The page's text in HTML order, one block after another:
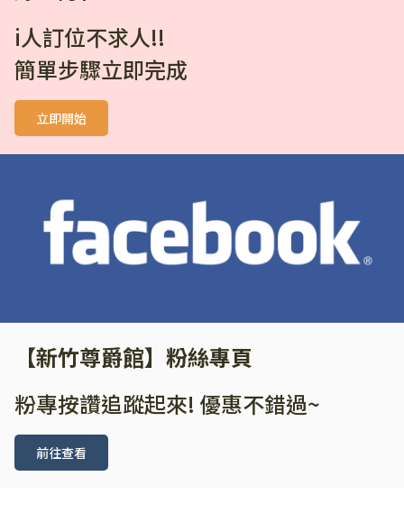
i人訂位不求人!!
簡單步驟立即完成
立即開始
【新竹尊爵館】粉絲專頁
粉專按讚追蹤起來! 優惠不錯過~
前往查看